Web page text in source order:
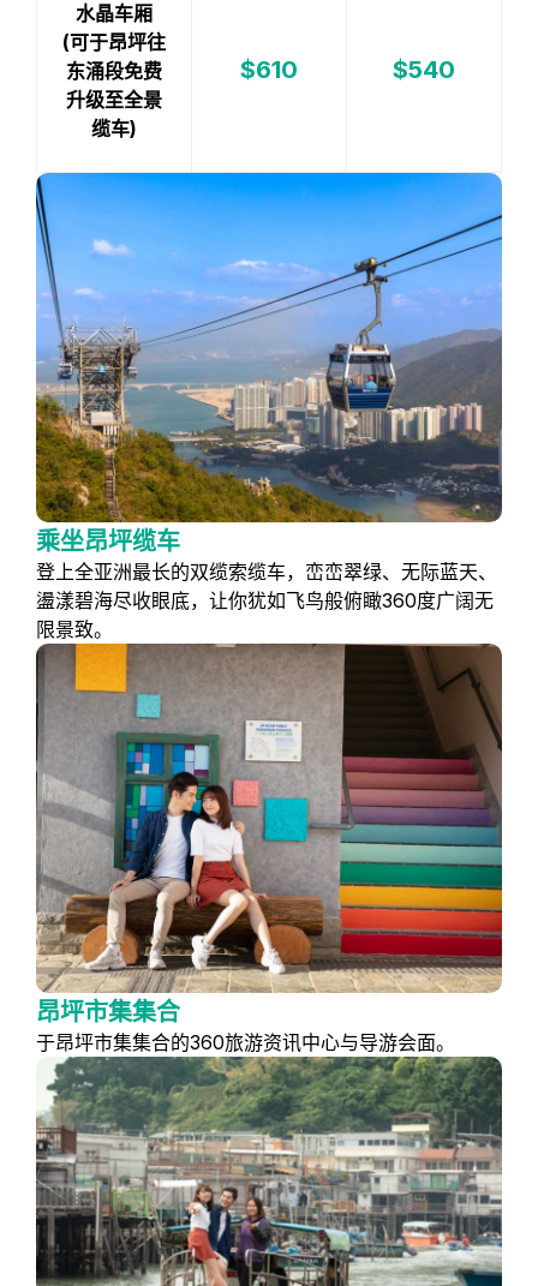
水晶车厢
(可于昂坪往
东涌段免费
升级至全景
缆车)
$610 $540
乘坐昂坪缆车
登上全亚洲最长的双缆索缆车，峦峦翠绿、无际蓝天、
盪漾碧海尽收眼底，让你犹如飞鸟般俯瞰360度广阔无
限景致。
昂坪市集集合
于昂坪市集集合的360旅游资讯中心与导游会面。